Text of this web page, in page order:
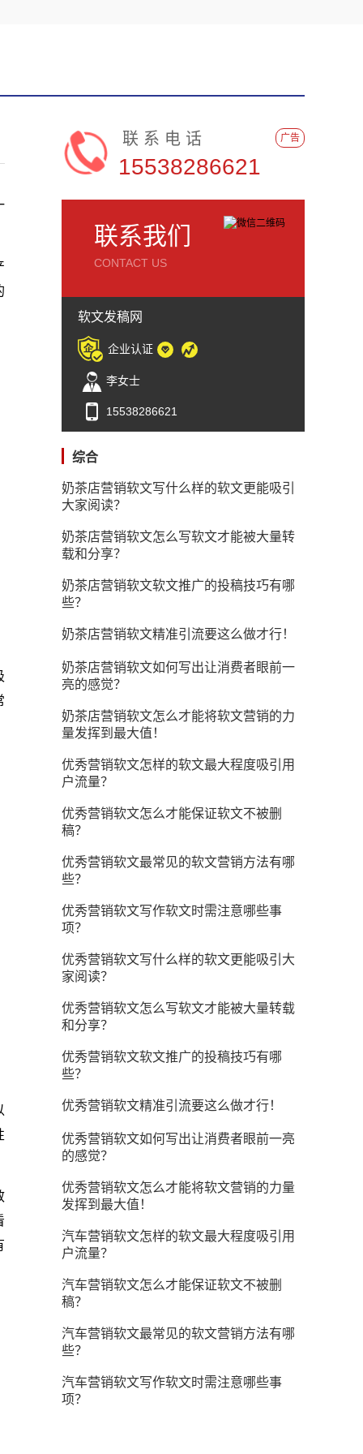
联系电话
15538286621
广告
联系我们
CONTACT US
软文发稿网
企业认证
李女士
15538286621
综合
奶茶店营销软文写什么样的软文更能吸引
大家阅读？
奶茶店营销软文怎么写软文才能被大量转
载和分享？
奶茶店营销软文软文推广的投稿技巧有哪
些？
奶茶店营销软文精准引流要这么做才行！
奶茶店营销软文如何写出让消费者眼前一
亮的感觉？
奶茶店营销软文怎么才能将软文营销的力
量发挥到最大值！
优秀营销软文怎样的软文最大程度吸引用
户流量？
优秀营销软文怎么才能保证软文不被删
稿？
优秀营销软文最常见的软文营销方法有哪
些？
优秀营销软文写作软文时需注意哪些事
项？
优秀营销软文写什么样的软文更能吸引大
家阅读？
优秀营销软文怎么写软文才能被大量转载
和分享？
优秀营销软文软文推广的投稿技巧有哪
些？
优秀营销软文精准引流要这么做才行！
优秀营销软文如何写出让消费者眼前一亮
的感觉？
优秀营销软文怎么才能将软文营销的力量
发挥到最大值！
汽车营销软文怎样的软文最大程度吸引用
户流量？
汽车营销软文怎么才能保证软文不被删
稿？
汽车营销软文最常见的软文营销方法有哪
些？
汽车营销软文写作软文时需注意哪些事
项？